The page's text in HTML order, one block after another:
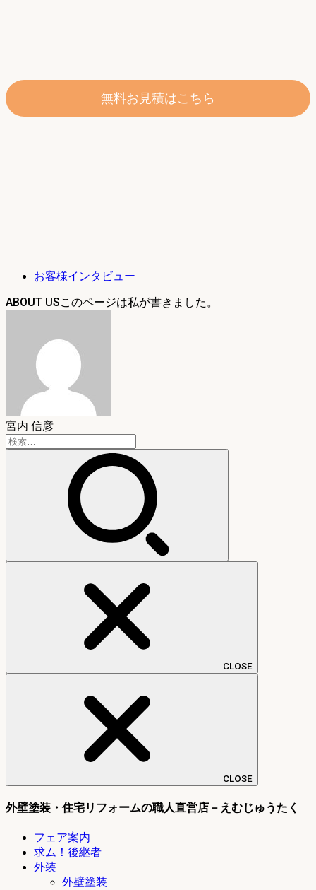
無料お見積はこちら
お客様インタビュー
ABOUT US
宮内 信彦
検
索:
CLOSE
CLOSE
外壁塗装・住宅リフォームの職人直営店－えむじゅうたく
フェア案内
求ム！後継者
外装
外壁塗装